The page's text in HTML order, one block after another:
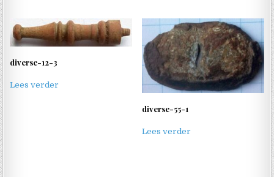
diverse-12-3
Lees verder
diverse-55-1
Lees verder